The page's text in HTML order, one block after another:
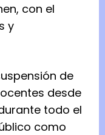
con el
y
de
desde
todo el
como